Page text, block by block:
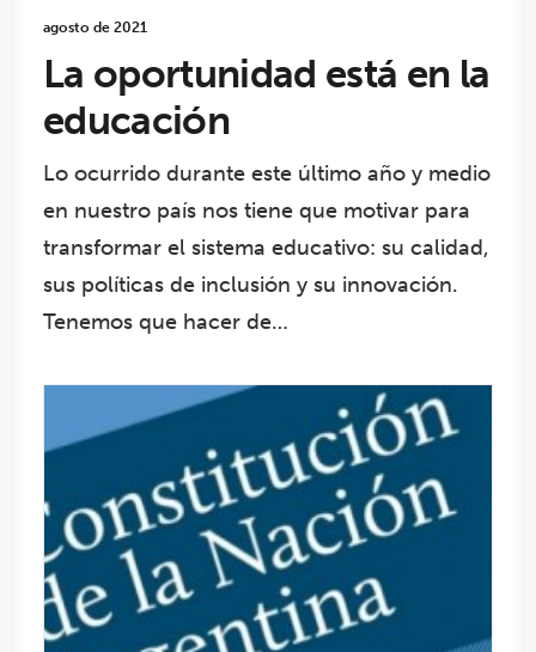
agosto de 2021
La oportunidad está en la
educación
Lo ocurrido durante este último año y medio
en nuestro país nos tiene que motivar para
transformar el sistema educativo: su calidad,
sus políticas de inclusión y su innovación.
Tenemos que hacer de…